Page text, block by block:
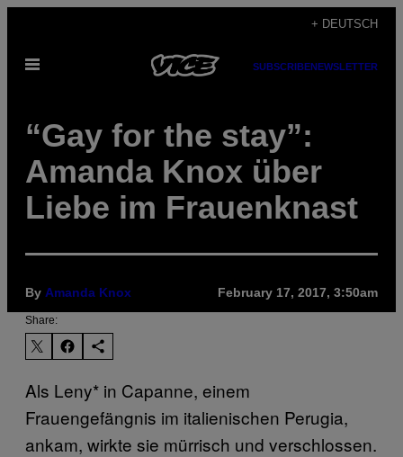
content
+ DEUTSCH
Open
SUBSCRIBENEWSLETTER
“Gay for the stay”:
Amanda Knox über
Liebe im Frauenknast
By Amanda Knox February 17, 2017, 3:50am
Share:
Als Leny* in Capanne, einem
Frauengefängnis im italienischen Perugia,
ankam, wirkte sie mürrisch und verschlossen.